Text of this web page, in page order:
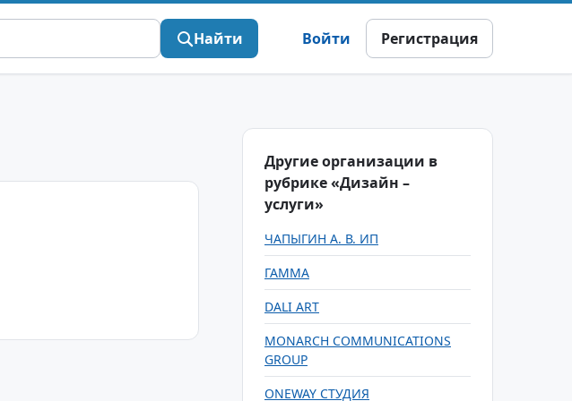
Найти Войти Регистрация
Другие организации в
рубрике «Дизайн –
услуги»
ЧАПЫГИН А. В. ИП
ГАММА
DALI ART
MONARCH COMMUNICATIONS
GROUP
ONEWAY СТУДИЯ